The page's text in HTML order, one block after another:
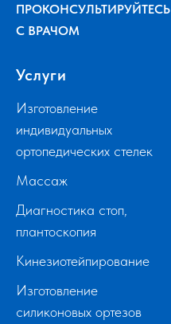
ПРОКОНСУЛЬТИРУЙТЕСЬ
С ВРАЧОМ
Услуги
Изготовление
индивидуальных
ортопедических стелек
Массаж
Диагностика стоп,
плантоскопия
Кинезиотейпирование
Изготовление
силиконовых ортезов